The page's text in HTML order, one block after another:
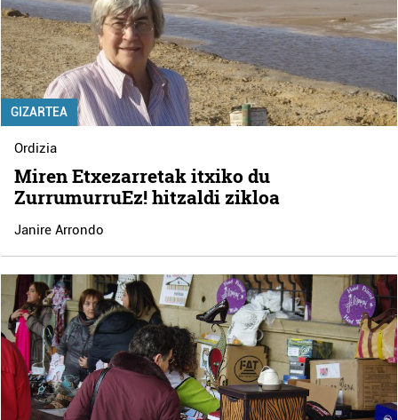
GIZARTEA
Ordizia
Miren Etxezarretak itxiko du
ZurrumurruEz! hitzaldi zikloa
Janire Arrondo